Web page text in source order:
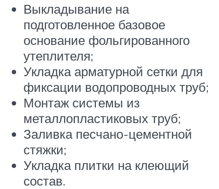
Выкладывание на
подготовленное базовое
основание фольгированного
утеплителя;
Укладка арматурной сетки для
фиксации водопроводных труб;
Монтаж системы из
металлопластиковых труб;
Заливка песчано-цементной
стяжки;
Укладка плитки на клеющий
состав.